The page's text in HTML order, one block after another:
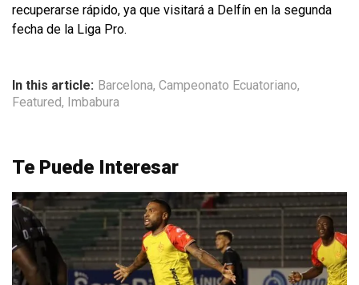
recuperarse rápido, ya que visitará a Delfín en la segunda
fecha de la Liga Pro.
In this article: Barcelona, Campeonato Ecuatoriano,
Featured, Imbabura
Te Puede Interesar